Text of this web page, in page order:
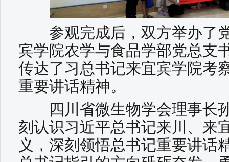
参观完成后，双方举办了
宾学院农学与食品学部党总支
传达了习总书记来宜宾学院考
重要讲话精神。
四川省微生物学会理事长
刻认识习近平总书记来川、来
义，深刻领悟总书记重要讲话